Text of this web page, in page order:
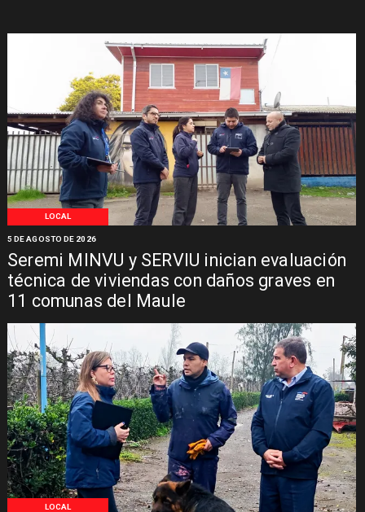
LOCAL
Seremi MINVU y SERVIU inician evaluación
técnica de viviendas con daños graves en
11 comunas del Maule
5 DE AGOSTO DE 2026
LOCAL